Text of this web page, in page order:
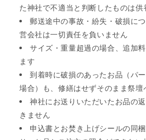
た神社で不適当と判断したものは供
郵送途中の事故・紛失・破損に
営会社は一切責任を負いません
サイズ・重量超過の場合、追加
ます
到着時に破損のあったお品（パ
場合）も、修繕はせずそのまま祭壇
神社にお送りいただいたお品の
きません
申込書とお焚き上げシールの同